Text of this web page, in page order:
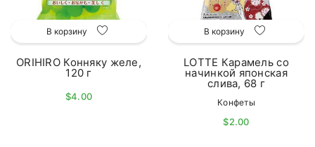
В корзину
ORIHIRO Конняку желе,
120 г
$4.00
В корзину
LOTTE Карамель со
начинкой японская
слива, 68 г
Конфеты
$2.00